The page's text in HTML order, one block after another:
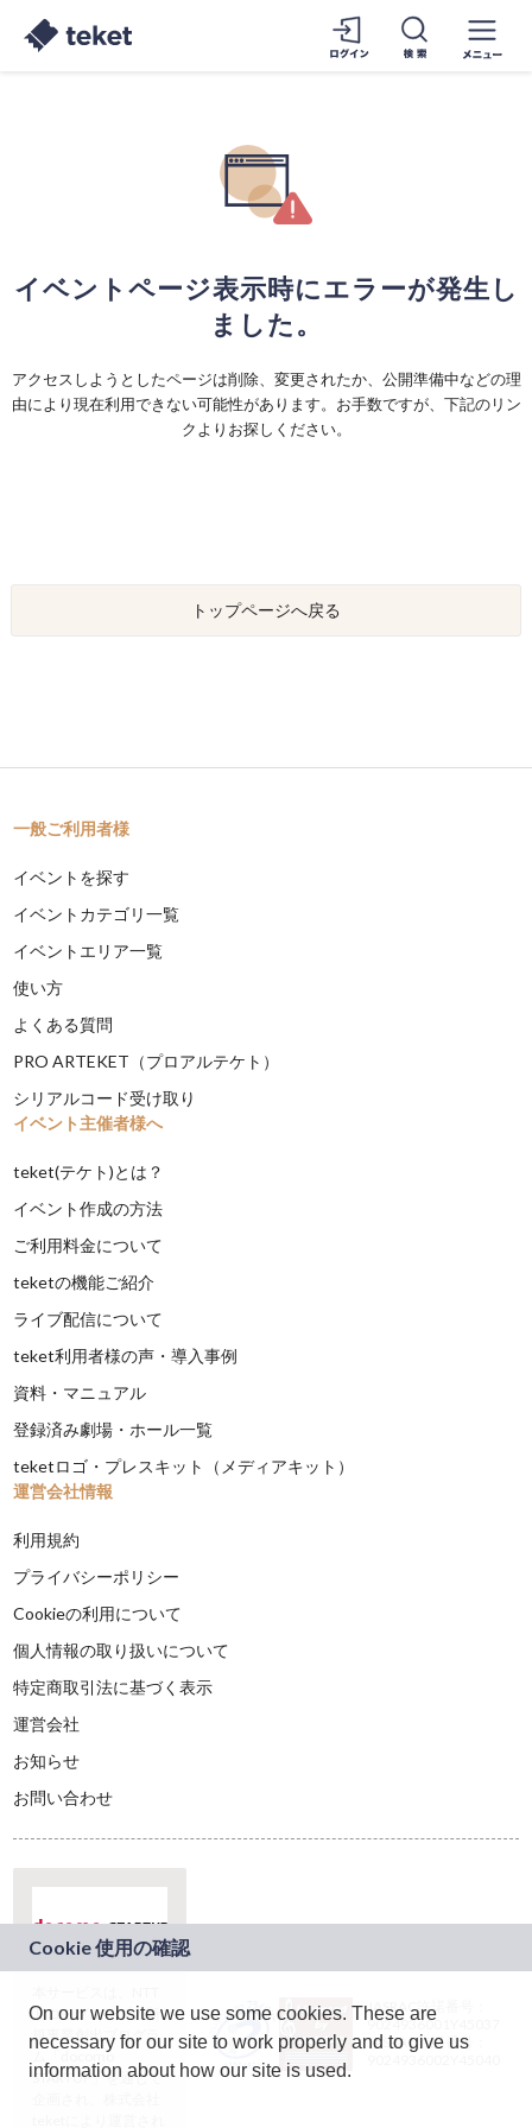
イベントページ表示時にエラーが発生し
ました。
アクセスしようとしたページは削除、変更されたか、公開準備中などの理
由により現在利用できない可能性があります。お手数ですが、下記のリン
クよりお探しください。
トップページへ戻る
一般ご利用者様
イベントを探す
イベントカテゴリ一覧
イベントエリア一覧
使い方
よくある質問
PRO ARTEKET（プロアルテケト）
シリアルコード受け取り
イベント主催者様へ
teket(テケト)とは？
イベント作成の方法
ご利用料金について
teketの機能ご紹介
ライブ配信について
teket利用者様の声・導入事例
資料・マニュアル
登録済み劇場・ホール一覧
teketロゴ・プレスキット（メディアキット）
運営会社情報
利用規約
プライバシーポリシー
Cookieの利用について
個人情報の取り扱いについて
特定商取引法に基づく表示
運営会社
お知らせ
お問い合わせ
ドコモグループの新
規事業創出プログラ
ム「docomo
STARTUP」を通じて
JASRAC許諾番号：
9024936001Y45037
JASRAC許諾番号：
On our website we use some cookies. These are
necessary for our site to work properly and to give us
information about how our site is used.